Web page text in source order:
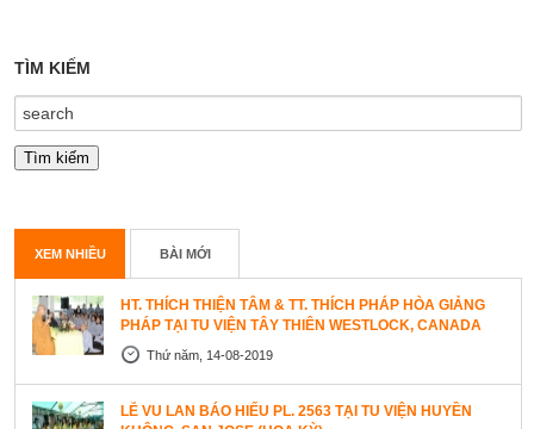
TÌM KIẾM
XEM NHIỀU BÀI MỚI
HT. THÍCH THIỆN TÂM & TT. THÍCH PHÁP HÒA GIẢNG
PHÁP TẠI TU VIỆN TÂY THIÊN WESTLOCK, CANADA
Thứ năm, 14-08-2019
LỄ VU LAN BÁO HIẾU PL. 2563 TẠI TU VIỆN HUYỀN